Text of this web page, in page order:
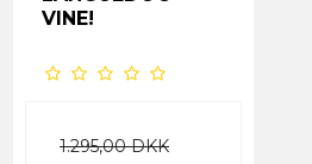
VINE!
1.295,00 DKK